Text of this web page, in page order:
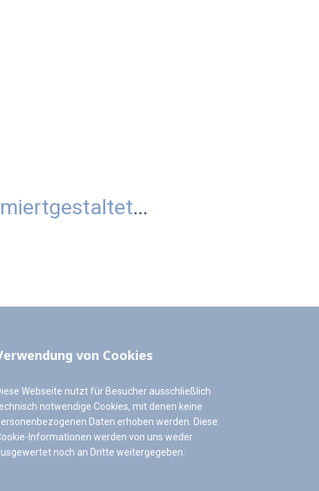
gestaltet...
von Cookies
Webseite nutzt für Besucher ausschließlich
notwendige Cookies, mit denen keine
Daten erhoben werden. Diese
Informationen werden von uns weder
noch an Dritte weitergegeben.